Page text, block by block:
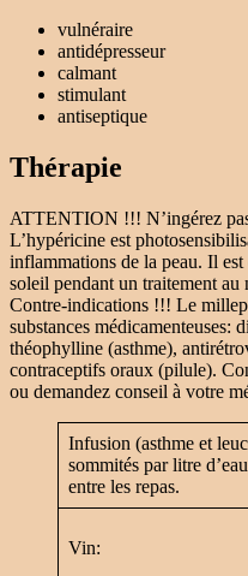
vulnéraire
antidépresseur
calmant
stimulant
antiseptique
Thérapie
ATTENTION !!! N’ingérez
L’hypéricine est
inflammations de la peau. Il est
soleil pendant un traitement au
Contre-indications !!! Le
substances médicamenteuses:
théophylline (asthme),
contraceptifs oraux (pilule).
ou demandez conseil à votre
Infusion (asthme et
sommités par litre
entre les repas.
Vin: